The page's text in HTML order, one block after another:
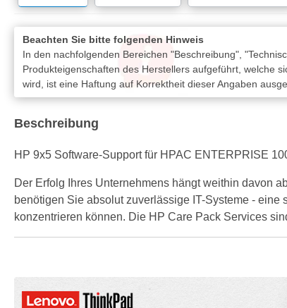
Beachten Sie bitte folgenden Hinweis
In den nachfolgenden Bereichen "Beschreibung",
Produkteigenschaften des Herstellers aufgeführt, welche
wird, ist eine Haftung auf Korrektheit dieser Angaben
Beschreibung
HP 9x5 Software-Support für HPAC ENTERPRISE
Der Erfolg Ihres Unternehmens hängt weithin davon
benötigen Sie absolut zuverlässige IT-Systeme -
konzentrieren können. Die HP Care Pack Services